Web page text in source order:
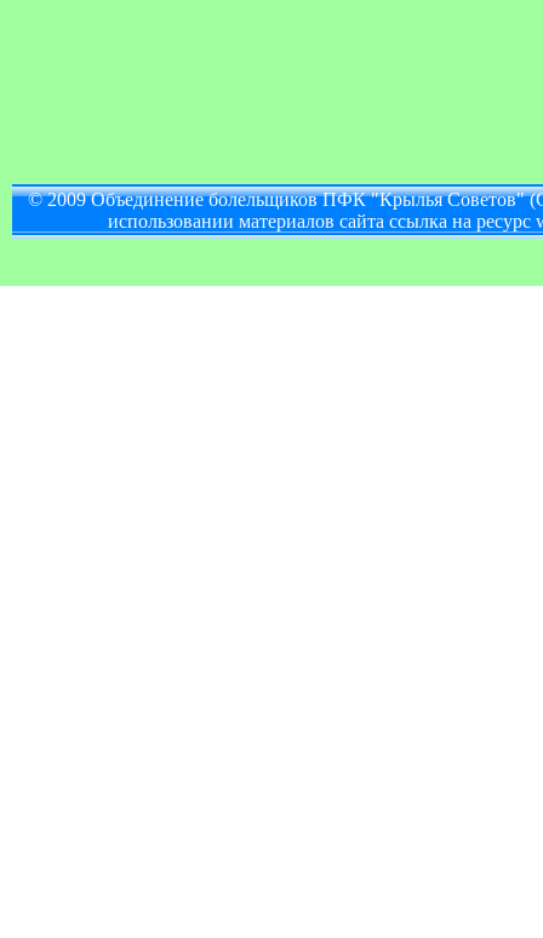
© 2009 Объединение болельщиков ПФК "Крылья
использовании материалов сайта ссылка на ресурс